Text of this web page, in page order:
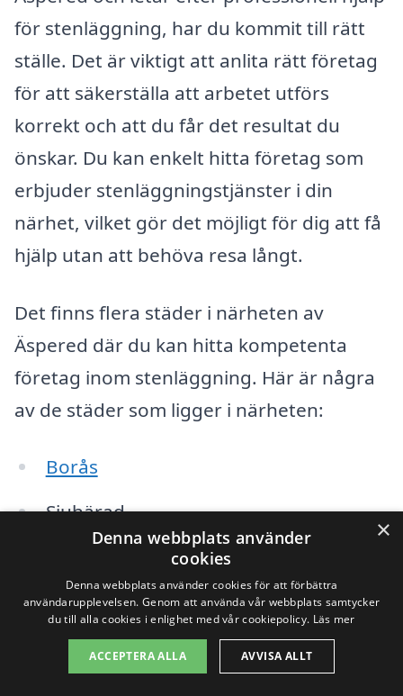
för stenläggning, har du kommit till rätt
ställe. Det är viktigt att anlita rätt företag
för att säkerställa att arbetet utförs
korrekt och att du får det resultat du
önskar. Du kan enkelt hitta företag som
erbjuder stenläggningstjänster i din
närhet, vilket gör det möjligt för dig att få
hjälp utan att behöva resa långt.
Det finns flera städer i närheten av
Äspered där du kan hitta kompetenta
företag inom stenläggning. Här är några
av de städer som ligger i närheten:
Borås
Sjuhärad
Dalsjöfors
Norrköping
×
Denna webbplats använder
cookies
Denna webbplats använder cookies för att förbättra
användarupplevelsen. Genom att använda vår webbplats samtycker
du till alla cookies i enlighet med vår cookiepolicy. Läs mer
ACCEPTERA ALLA AVVISA ALLT